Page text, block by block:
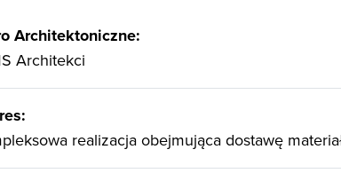
Architektoniczne:
Architekci
realizacja obejmująca dostawę